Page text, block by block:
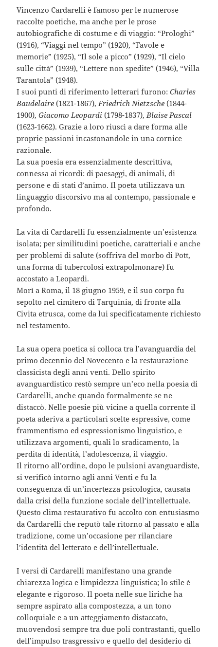
Vincenzo Cardarelli è famoso per le numerose
raccolte poetiche, ma anche per le prose
autobiografiche di costume e di viaggio: “Prologhi”
(1916), “Viaggi nel tempo” (1920), “Favole e
memorie” (1925), “Il sole a picco” (1929), “Il cielo
sulle città” (1939), “Lettere non spedite” (1946), “Villa
Tarantola” (1948).
I suoi punti di riferimento letterari furono:Charles
Baudelaire(1821-1867), Friedrich Nietzsche (1844-
1900),Giacomo Leopardi (1798-1837), Blaise Pascal
(1623-1662). Grazie a loro riuscì a dare forma alle
proprie passioni incastonandole in una cornice
razionale.
La sua poesia era essenzialmente descrittiva,
connessa ai ricordi: di paesaggi, di animali, di
persone e di stati d’animo. Il poeta utilizzava un
linguaggio discorsivo ma al contempo, passionale e
profondo.
La vita di Cardarelli fu essenzialmente un’esistenza
isolata; per similitudini poetiche, caratteriali e anche
per problemi di salute (soffriva del morbo di Pott,
una forma di tubercolosi extrapolmonare) fu
accostato a Leopardi.
Morì a Roma, il 18 giugno 1959, e il suo corpo fu
sepolto nel cimitero di Tarquinia, di fronte alla
Civita etrusca, come da lui specificatamente richiesto
nel testamento.
La sua opera poetica si colloca tra l’avanguardia del
primo decennio del Novecento e la restaurazione
classicista degli anni venti. Dello spirito
avanguardistico restò sempre un’eco nella poesia di
Cardarelli, anche quando formalmente se ne
distaccò. Nelle poesie più vicine a quella corrente il
poeta aderiva a particolari scelte espressive, come
frammentismo ed espressionismo linguistico, e
utilizzava argomenti, quali lo sradicamento, la
perdita di identità, l’adolescenza, il viaggio.
Il ritorno all’ordine, dopo le pulsioni avanguardiste,
si verificò intorno agli anni Venti e fu la
conseguenza di un’incertezza psicologica, causata
dalla crisi della funzione sociale dell’intellettuale.
Questo clima restaurativo fu accolto con entusiasmo
da Cardarelli che reputò tale ritorno al passato e alla
tradizione, come un’occasione per rilanciare
l’identità del letterato e dell’intellettuale.
I versi di Cardarelli manifestano una grande
chiarezza logica e limpidezza linguistica; lo stile è
elegante e rigoroso. Il poeta nelle sue liriche ha
sempre aspirato alla compostezza, a un tono
colloquiale e a un atteggiamento distaccato,
muovendosi sempre tra due poli contrastanti, quello
dell’impulso trasgressivo e quello del desiderio di